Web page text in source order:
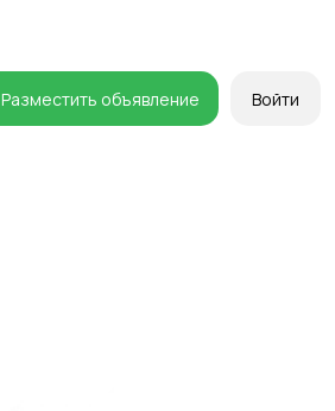
Разместить объявление Войти